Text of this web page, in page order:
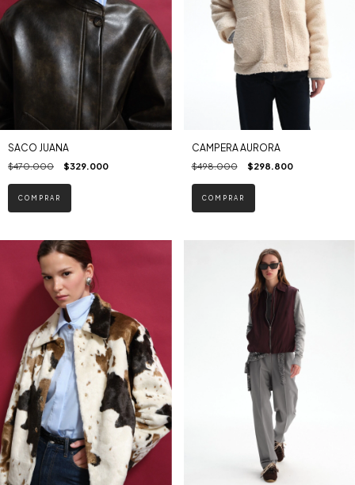
SACO JUANA
$470.000 $329.000
COMPRAR
CAMPERA AURORA
$498.000 $298.800
COMPRAR